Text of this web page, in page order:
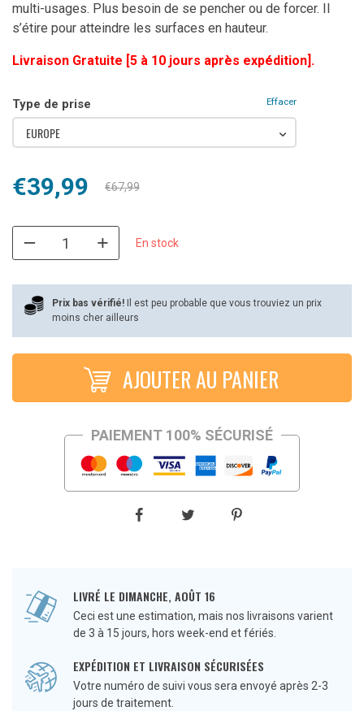
multi-usages. Plus besoin de se pencher ou de forcer. Il
s’étire pour atteindre les surfaces en hauteur.
Livraison Gratuite [5 à 10 jours après expédition].
Type de prise
EUROPE
Effacer
€67,99
Le
initial
€67,99.
€39,99
Le
actuel
€39,99.
En stock
Prix bas vérifié!
Il est peu probable que vous trouviez un prix
moins cher ailleurs
AJOUTER AU PANIER
PAIEMENT 100% SÉCURISÉ
LIVRÉ LE DIMANCHE, AOÛT 16
Ceci est une estimation, mais nos livraisons varient
de 3 à 15 jours, hors week-end et fériés.
EXPÉDITION ET LIVRAISON SÉCURISÉES
Votre numéro de suivi vous sera envoyé après 2-3
jours de traitement.